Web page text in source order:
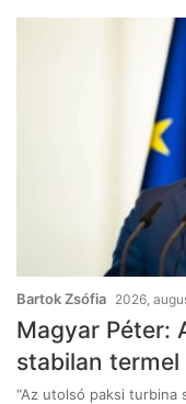
Bartok Zsófia 2026,
Magyar Péter:
stabilan termel
“Az utolsó paksi turbina